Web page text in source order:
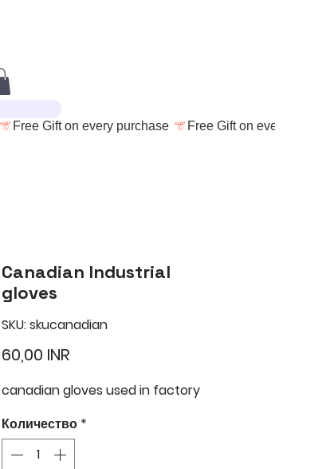
Canadian Industrial
gloves
SKU: skucanadian
60,00 INR
canadian gloves used in factory
Количество *